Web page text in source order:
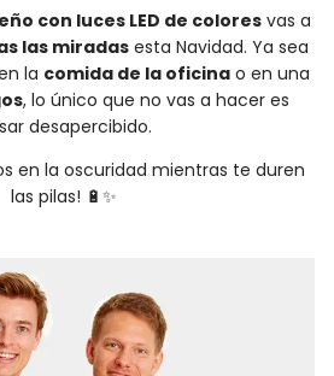
con luces LED de coloresvas a
las miradas esta Navidad. Ya sea
la comida de la oficinao en una
, lo único que no vas a hacer es
desapercibido.
en la oscuridad mientras te duren
las pilas! 🔋✨